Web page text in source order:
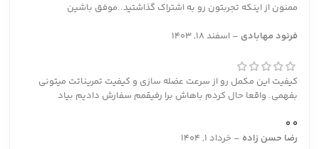
ممنون از اینکه تجربتون رو به اشتراک گذاشتید..موفق باشین
فرنود مهابادی – اسفند 18, 1403
کیفیت این مکمل رو از سرعت عضله سازی و کیفیت تمریناتت میتونی
بفهمی. واقعا حال کردم باهاش برا رفیقمم سفارش دادیم بیاد
0
0
رضا حسن زاده – خرداد 1, 1404